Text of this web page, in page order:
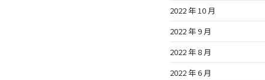
2022 年 10 月
2022 年 9 月
2022 年 8 月
2022 年 6 月